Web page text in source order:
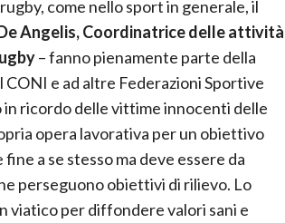
come nello sport in generale, il
Angelis, Coordinatrice delle attività
– fanno pienamente parte della
e ad altre Federazioni Sportive
in ricordo delle vittime innocenti delle
opera lavorativa per un obiettivo
a se stesso ma deve essere da
perseguono obiettivi di rilievo. Lo
viatico per diffondere valori sani e